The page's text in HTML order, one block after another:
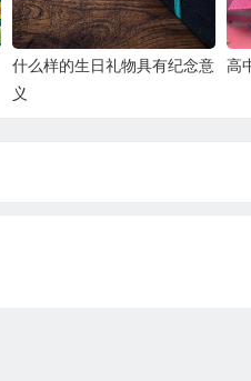
什么样的生日礼物具有纪念意
义
高